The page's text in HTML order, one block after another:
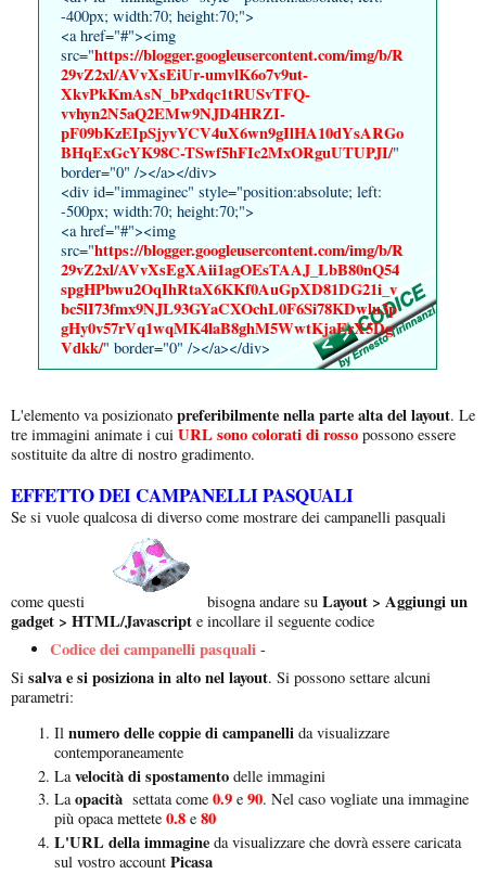
-400px; width:70; height:70;">
<a href="#"><img
src="https://blogger.googleusercontent.com/img/b/R
29vZ2xl/AVvXsEiUr-umvlK6o7v9ut-
XkvPkKmAsN_bPxdqc1tRUSvTFQ-
vvhyn2N5aQ2EMw9NJD4HRZI-
pF09bKzEIpSjyvYCV4uX6wn9gIlHA10dYsARGo
BHqExGcYK98C-TSwf5hFIc2MxORguUTUPJI/"
border="0" /></a></div>
<div id="immaginec" style="position:absolute; left:
-500px; width:70; height:70;">
<a href="#"><img
src="https://blogger.googleusercontent.com/img/b/R
29vZ2xl/AVvXsEgXAii1agOEsTAAJ_LbB80nQ54
spgHPbwu2OqIhRtaX6KKf0AuGpXD81DG21i_v
bc5lI73fmx9NJL93GYaCXOchL0F6Si78KDwlu3p
gHy0v57rVq1wqMK4laB8ghM5WwtKjaErX5Dg
Vdkk/" border="0" /></a></div>
L'elemento va posizionato preferibilmente nella parte alta del layout. Le
tre immagini animate i cui URL sono colorati di rosso possono essere
sostituite da altre di nostro gradimento.
EFFETTO DEI CAMPANELLI PASQUALI
Se si vuole qualcosa di diverso come mostrare dei campanelli pasquali
come questi bisogna andare su Layout > Aggiungi un
gadget > HTML/Javascript e incollare il seguente codice
Codice dei campanelli pasquali -
Si salva e si posiziona in alto nel layout. Si possono settare alcuni
parametri:
Il numero delle coppie di campanelli da visualizzare
contemporaneamente
Lavelocità di spostamento delle immagini
Laopacità settata come 0.9 e 90. Nel caso vogliate una immagine
più opaca mettete 0.8 e 80
L'URL della immagine da visualizzare che dovrà essere caricata
sul vostro account Picasa